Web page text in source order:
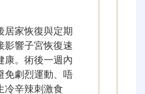
居家恢復與定期
影響子宮恢復速
康。術後一週內
免劇烈運動、唔
冷辛辣刺激食